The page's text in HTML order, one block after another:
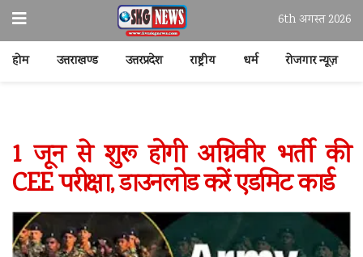
6th अगस्त 2026
होम उत्तराखण्ड उत्तरप्रदेश राष्ट्रीय धर्म रोजगार न्यूज़
1 जून से शुरू होगी अग्निवीर भर्ती की
CEE परीक्षा, डाउनलोड करें एडमिट कार्ड